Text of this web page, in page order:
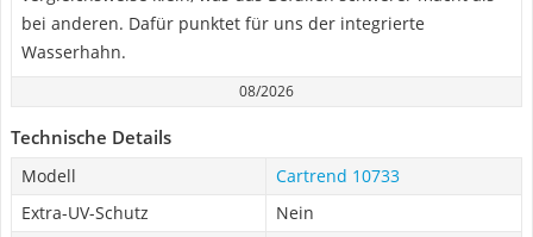
bei anderen. Dafür punktet für uns der integrierte
Wasserhahn.
08/2026
Technische Details
Modell
Cartrend 10733
Extra-UV-Schutz
Nein